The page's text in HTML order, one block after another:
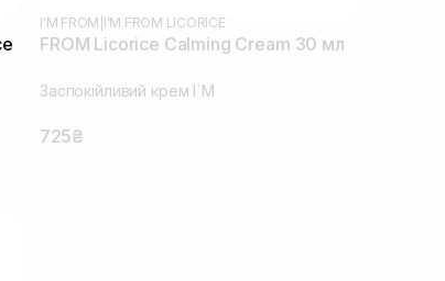
I'M FROM I’M FROM LICORICE
FROM Licorice Calming Cream 30 мл
Заспокійливий крем I`M
725₴